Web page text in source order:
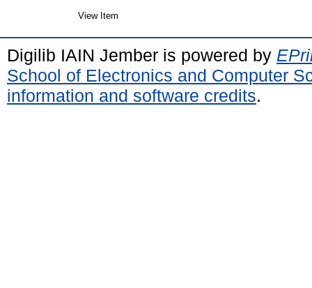
View Item
Digilib IAIN Jember is powered by
School of Electronics and Computer
information and software credits.